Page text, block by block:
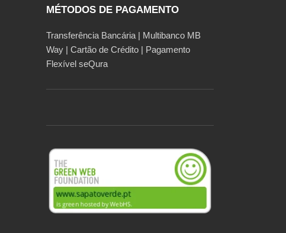
MÉTODOS DE PAGAMENTO
Transferência Bancária | Multibanco MB
Way | Cartão de Crédito | Pagamento
Flexível seQura